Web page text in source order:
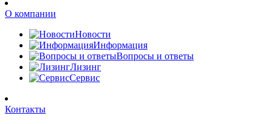
О компании
Новости
Информация
Вопросы и ответы
Лизинг
Сервис
Контакты